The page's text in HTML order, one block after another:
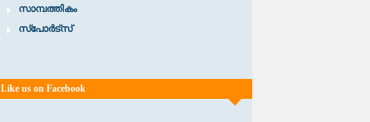
സാമ്പത്തികം
സ്പോർട്സ്
Like us on Facebook